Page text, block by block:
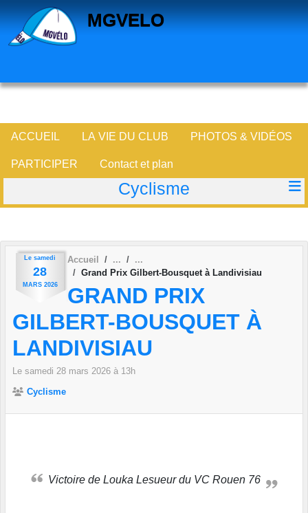
MGVELO
ACCUEIL LA VIE DU CLUB PHOTOS & VIDÉOS
PARTICIPER Contact et plan
Cyclisme
Le samedi
28
MARS 2026
Accueil
Grand Prix Gilbert-Bousquet à Landivisiau
GRAND PRIX
GILBERT-BOUSQUET À
LANDIVISIAU
Le samedi 28 mars 2026 à 13h
Cyclisme
Victoire de Louka Lesueur du VC Rouen 76
Panneau de gestion des cookies